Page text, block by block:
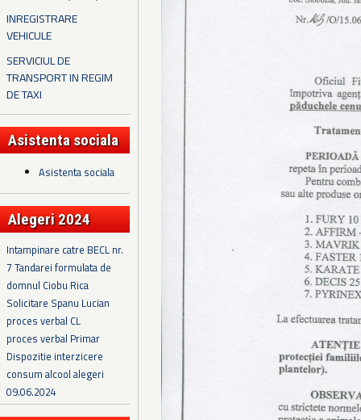
INREGISTRARE
VEHICULE
SERVICIUL DE
TRANSPORT IN REGIM
DE TAXI
Asistenta sociala
Asistenta sociala
Alegeri 2024
Intampinare catre BECL nr.
7 Tandarei formulata de
domnul Ciobu Rica
Solicitare Spanu Lucian
proces verbal CL
proces verbal Primar
Dispozitie interzicere
consum alcool alegeri
09.06.2024